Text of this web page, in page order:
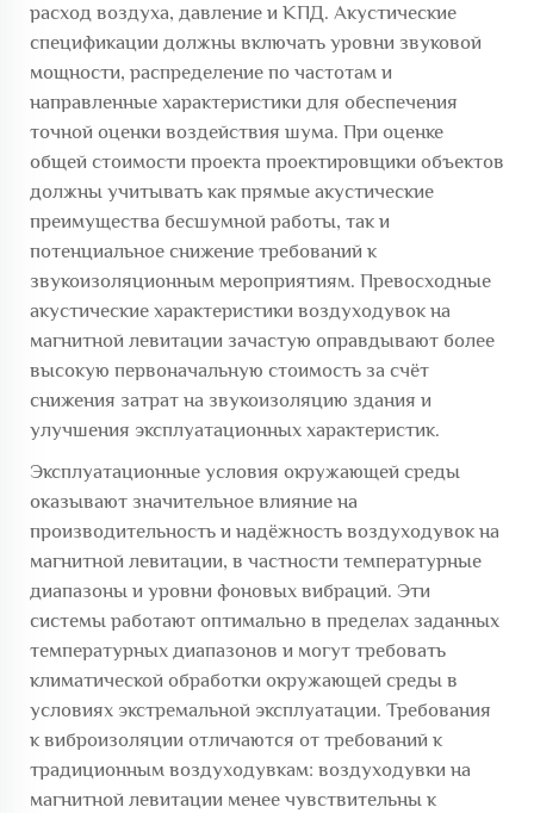
расход воздуха, давление и КПД. Акустические
спецификации должны включать уровни звуковой
мощности, распределение по частотам и
направленные характеристики для обеспечения
точной оценки воздействия шума. При оценке
общей стоимости проекта проектировщики объектов
должны учитывать как прямые акустические
преимущества бесшумной работы, так и
потенциальное снижение требований к
звукоизоляционным мероприятиям. Превосходные
акустические характеристики воздуходувок на
магнитной левитации зачастую оправдывают более
высокую первоначальную стоимость за счёт
снижения затрат на звукоизоляцию здания и
улучшения эксплуатационных характеристик.
Эксплуатационные условия окружающей среды
оказывают значительное влияние на
производительность и надёжность воздуходувок на
магнитной левитации, в частности температурные
диапазоны и уровни фоновых вибраций. Эти
системы работают оптимально в пределах заданных
температурных диапазонов и могут требовать
климатической обработки окружающей среды в
условиях экстремальной эксплуатации. Требования
к виброизоляции отличаются от требований к
традиционным воздуходувкам: воздуходувки на
магнитной левитации менее чувствительны к